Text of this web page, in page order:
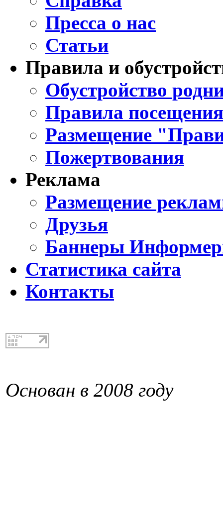
Пресса о нас
Статьи
Правила и
Обустройство
Правила
Размещение
Пожертвования
Реклама
Размещение
Друзья
Баннеры
Статистика сайта
Контакты
Основан в 2008 году